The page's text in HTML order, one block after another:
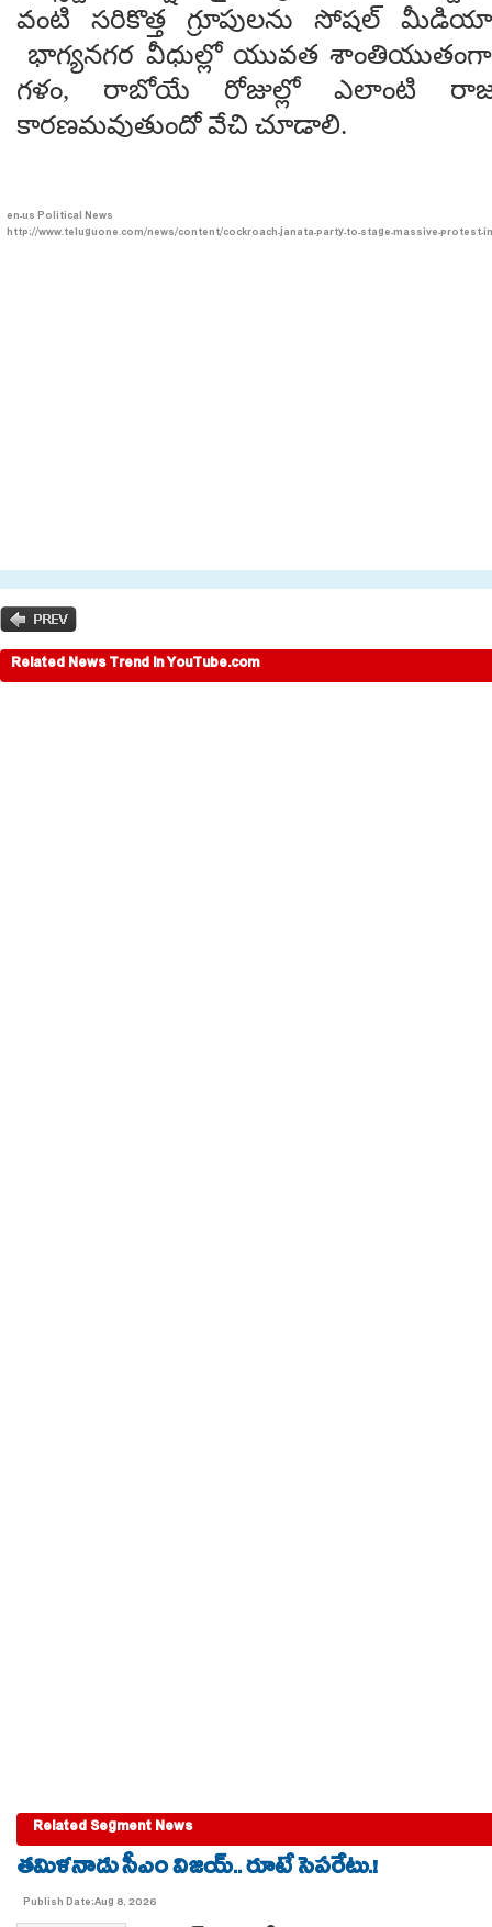
వంటి సరికొత్త గ్రూపులను సోషల్
భాగ్యనగర వీధుల్లో యువత
గళం, రాబోయే రోజుల్లో ఎలాంటి
కారణమవుతుందో వేచి చూడాలి.
en-usPolitical News
http://www.teluguone.com/news/content/cockroach-janata-party-to-stage-massive-protest-
Related Segment News
తమిళనాడు సీఎం విజయ్.. రూటే సెపరేటు.!
Publish Date:Aug 8, 2026